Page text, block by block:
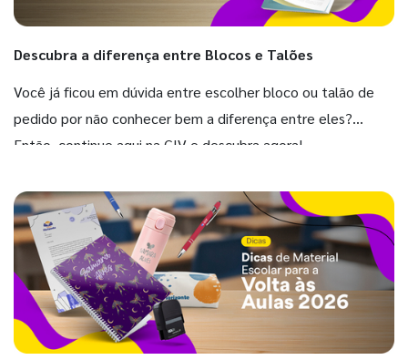
Descubra a diferença entre Blocos e Talões
Você já ficou em dúvida entre escolher bloco ou talão de
pedido por não conhecer bem a diferença entre eles?
Então, continue aqui na GIV e descubra agora!